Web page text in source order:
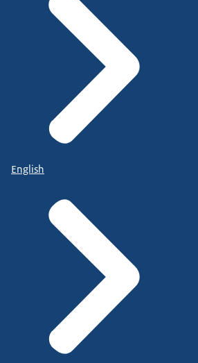
English